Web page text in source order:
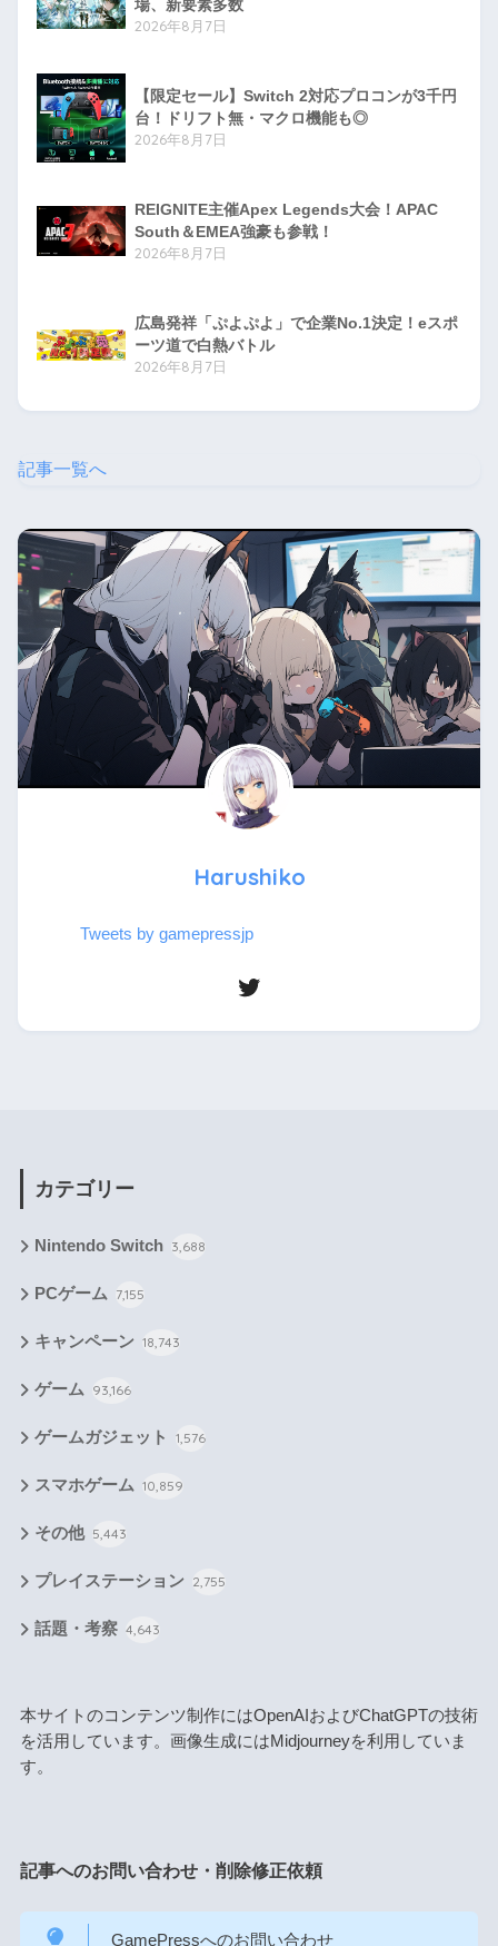
場、新要素多数
2026年8月7日
【限定セール】Switch 2対応プロコンが3千円
台！ドリフト無・マクロ機能も◎
2026年8月7日
REIGNITE主催Apex Legends大会！APAC
South＆EMEA強豪も参戦！
2026年8月7日
広島発祥「ぷよぷよ」で企業No.1決定！eスポ
ーツ道で白熱バトル
2026年8月7日
記事一覧へ
Harushiko
Tweets by gamepressjp
カテゴリー
Nintendo Switch 3,688
PCゲーム 7,155
キャンペーン 18,743
ゲーム 93,166
ゲームガジェット 1,576
スマホゲーム 10,859
その他 5,443
プレイステーション 2,755
話題・考察 4,643
本サイトのコンテンツ制作にはOpenAIおよびChatGPTの技術
を活用しています。画像生成にはMidjourneyを利用していま
す。
記事へのお問い合わせ・削除修正依頼
GamePressへのお問い合わせ